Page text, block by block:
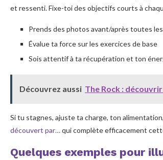
et ressenti. Fixe-toi des objectifs courts à
Prends des photos avant/après toutes les
Évalue ta force sur les exercices de base
Sois attentif à ta récupération et ton
Découvrez aussi The Rock :
Si tu stagnes, ajuste ta charge, ton
découvert par…qui complète efficacement
Quelques exemples pour